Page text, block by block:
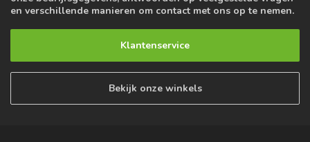
en verschillende manieren om contact met ons op te nemen.
Klantenservice
Bekijk onze winkels